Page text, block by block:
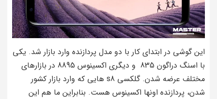
این گوشی در ابتدای کار با دو مدل پردازنده وارد بازار شد. یکی
با اسنگ دراگون 835 و دیگری اکسینوس 8895 در بازارهای
مختلف عرضه شدن. گلکسی s8 هایی که وارد بازار کشور
شدن، پردازنده اونها اکسینوس هست. بنابراین ما هم این